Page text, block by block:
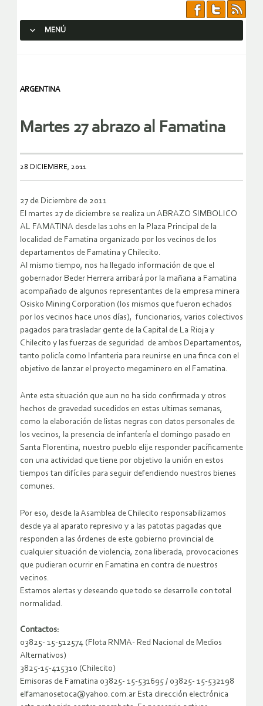
MENÚ
ARGENTINA
Martes 27 abrazo al Famatina
28 DICIEMBRE, 2011
27 de Diciembre de 2011
El martes 27 de diciembre se realiza un ABRAZO SIMBOLICO
AL FAMATINA desde las 10hs en la Plaza Principal de la
localidad de Famatina organizado por los vecinos de los
departamentos de Famatina y Chilecito.
Al mismo tiempo, nos ha llegado información de que el
gobernador Beder Herrera arribará por la mañana a Famatina
acompañado de algunos representantes de la empresa minera
Osisko Mining Corporation (los mismos que fueron echados
por los vecinos hace unos días), funcionarios, varios colectivos
pagados para trasladar gente de la Capital de La Rioja y
Chilecito y las fuerzas de seguridad de ambos Departamentos,
tanto policía como Infanteria para reunirse en una finca con el
objetivo de lanzar el proyecto megaminero en el Famatina.
Ante esta situación que aun no ha sido confirmada y otros
hechos de gravedad sucedidos en estas ultimas semanas,
como la elaboración de listas negras con datos personales de
los vecinos, la presencia de infantería el domingo pasado en
Santa Florentina, nuestro pueblo elije responder pacíficamente
con una actividad que tiene por objetivo la unión en estos
tiempos tan difíciles para seguir defendiendo nuestros bienes
comunes.
Por eso, desde la Asamblea de Chilecito responsabilizamos
desde ya al aparato represivo y a las patotas pagadas que
responden a las órdenes de este gobierno provincial de
cualquier situación de violencia, zona liberada, provocaciones
que pudieran ocurrir en Famatina en contra de nuestros
vecinos.
Estamos alertas y deseando que todo se desarrolle con total
normalidad.
Contactos:
03825- 15-512574 (Flota RNMA- Red Nacional de Medios
Alternativos)
3825-15-415310 (Chilecito)
Emisoras de Famatina 03825- 15-531695 / 03825- 15-532198
elfamanosetoca@yahoo.com.ar Esta dirección electrónica